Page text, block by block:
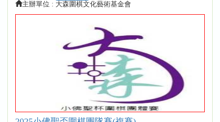
主辦單位 : 大森圍棋文化藝術基金會